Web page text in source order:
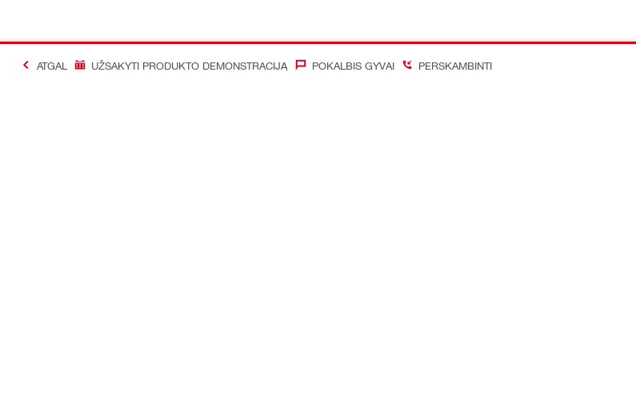
ATGAL UŽSAKYTI PRODUKTO DEMONSTRACIJĄ POKALBIS GYVAI PERSKAMBINTI